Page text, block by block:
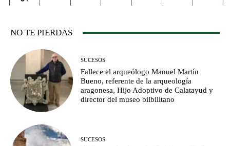
NO TE PIERDAS
SUCESOS
Fallece el arqueólogo Manuel Martín
Bueno, referente de la arqueología
aragonesa, Hijo Adoptivo de Calatayud y
director del museo bilbilitano
SUCESOS